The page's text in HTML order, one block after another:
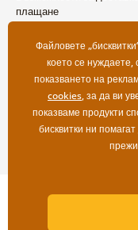
плащане
Файловете
което се нуждаете,
показването на
cookies, за да ви
показваме продукти
бисквитки ни